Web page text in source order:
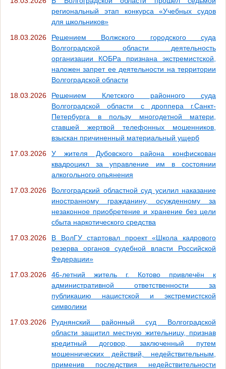
региональный этап конкурса «Учебных судов
для школьников»
18.03.2026
Решением Волжского городского суда
Волгоградской области деятельность
организации КОБРа признана экстремистской,
наложен запрет ее деятельности на территории
Волгоградской области
18.03.2026
Решением Клетского районного суда
Волгоградской области с дроппера г.Санкт-
Петербурга в пользу многодетной матери,
ставшей жертвой телефонных мошенников,
взыскан причиненный материальный ущерб
17.03.2026
У жителя Дубовского района конфискован
квадроцикл за управление им в состоянии
алкогольного опьянения
17.03.2026
Волгоградский областной суд усилил наказание
иностранному гражданину, осужденному за
незаконное приобретение и хранение без цели
сбыта наркотического средства
17.03.2026
В ВолГУ стартовал проект «Школа кадрового
резерва органов судебной власти Российской
Федерации»
17.03.2026
46-летний житель г. Котово привлечён к
административной ответственности за
публикацию нацистской и экстремистской
символики
17.03.2026
Руднянский районный суд Волгоградской
области защитил местную жительницу, признав
кредитный договор, заключенный путем
мошеннических действий, недействительным,
применив последствия недействительности